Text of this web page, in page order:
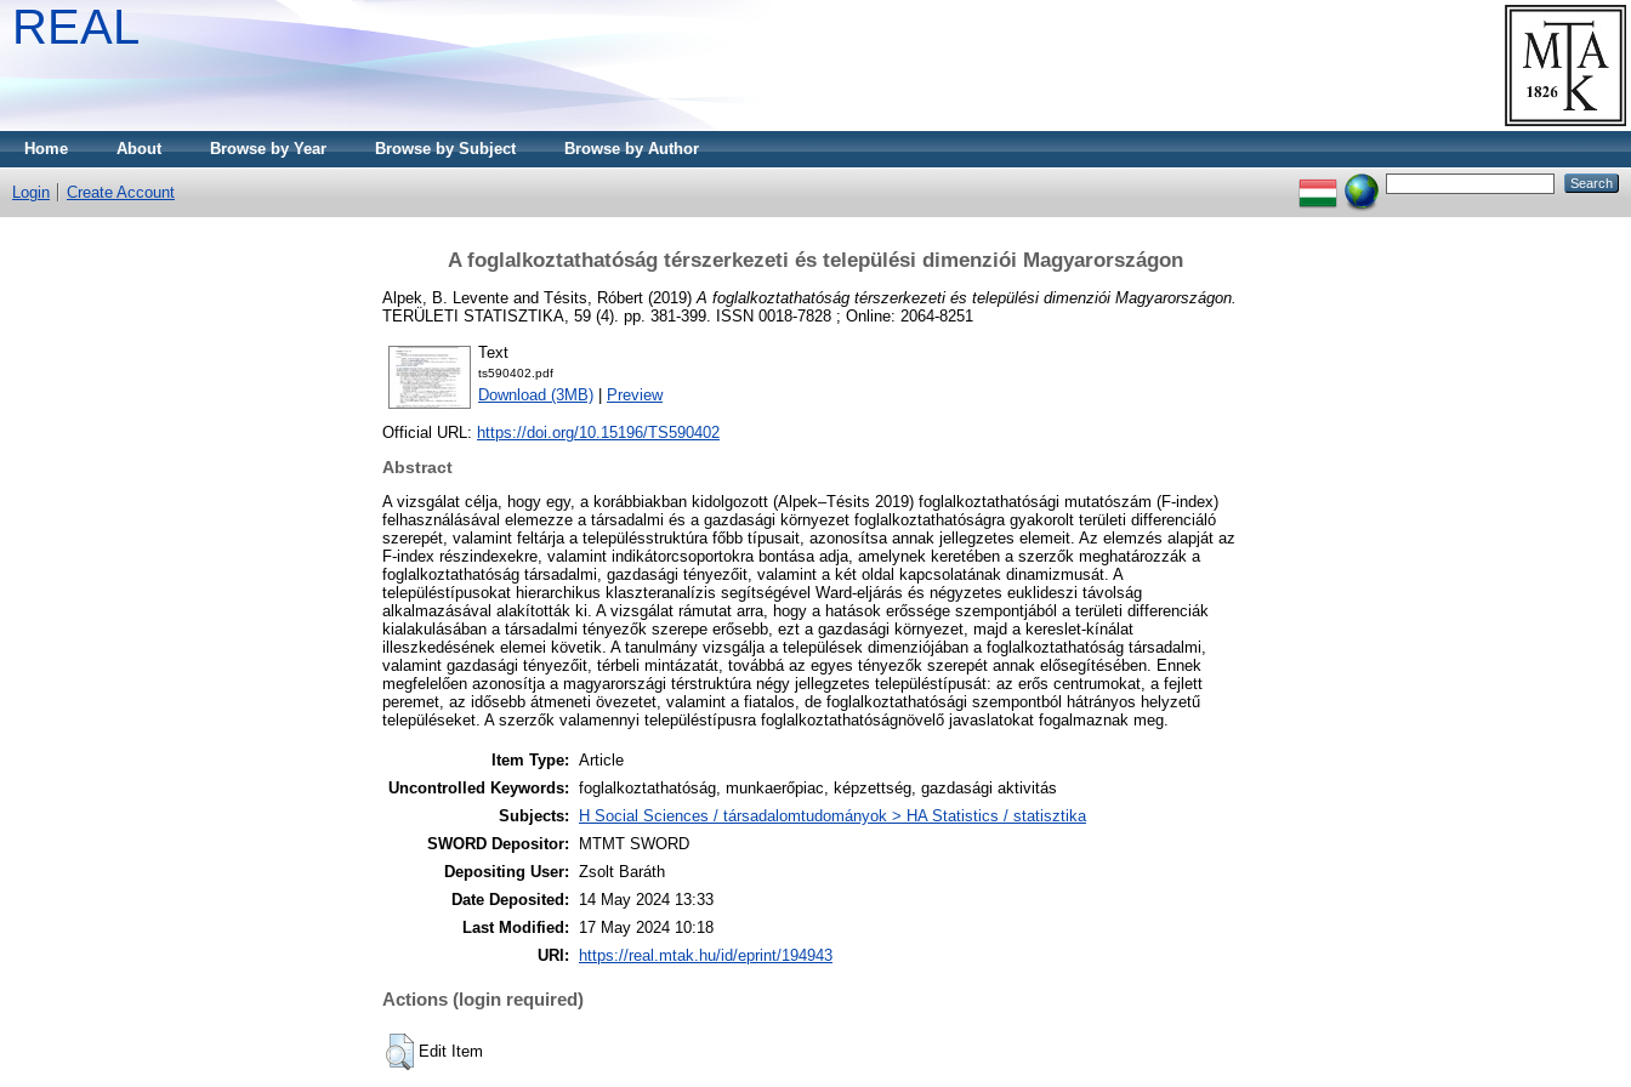
REAL
Home About Browse by Year Browse by Subject Browse by Author
Login Create Account
A foglalkoztathatóság térszerkezeti és települési dimenziói Magyarországon
Alpek, B. Levente and Tésits, Róbert (2019) A foglalkoztathatóság térszerkezeti és települési dimenziói Magyarországon.
TERÜLETI STATISZTIKA, 59 (4). pp. 381-399. ISSN 0018-7828 ; Online: 2064-8251
Text
ts590402.pdf
Download (3MB) Preview
Official URL: https://doi.org/10.15196/TS590402
Abstract
A vizsgálat célja, hogy egy, a korábbiakban kidolgozott (Alpek–Tésits 2019) foglalkoztathatósági mutatószám (F-index)
felhasználásával elemezze a társadalmi és a gazdasági környezet foglalkoztathatóságra gyakorolt területi differenciáló
szerepét, valamint feltárja a településstruktúra főbb típusait, azonosítsa annak jellegzetes elemeit. Az elemzés alapját az
F-index részindexekre, valamint indikátorcsoportokra bontása adja, amelynek keretében a szerzők meghatározzák a
foglalkoztathatóság társadalmi, gazdasági tényezőit, valamint a két oldal kapcsolatának dinamizmusát. A
településtípusokat hierarchikus klaszteranalízis segítségével Ward-eljárás és négyzetes euklideszi távolság
alkalmazásával alakították ki. A vizsgálat rámutat arra, hogy a hatások erőssége szempontjából a területi differenciák
kialakulásában a társadalmi tényezők szerepe erősebb, ezt a gazdasági környezet, majd a kereslet-kínálat
illeszkedésének elemei követik. A tanulmány vizsgálja a települések dimenziójában a foglalkoztathatóság társadalmi,
valamint gazdasági tényezőit, térbeli mintázatát, továbbá az egyes tényezők szerepét annak elősegítésében. Ennek
megfelelően azonosítja a magyarországi térstruktúra négy jellegzetes településtípusát: az erős centrumokat, a fejlett
peremet, az idősebb átmeneti övezetet, valamint a fiatalos, de foglalkoztathatósági szempontból hátrányos helyzetű
településeket. A szerzők valamennyi településtípusra foglalkoztathatóságnövelő javaslatokat fogalmaznak meg.
Item Type: Article
Uncontrolled Keywords: foglalkoztathatóság, munkaerőpiac, képzettség, gazdasági aktivitás
Subjects:
H Social Sciences / társadalomtudományok > HA Statistics / statisztika
SWORD Depositor:
MTMT SWORD
Depositing User: Zsolt Baráth
Date Deposited:
14 May 2024 13:33
Last Modified:
17 May 2024 10:18
URI:
https://real.mtak.hu/id/eprint/194943
Actions (login required)
Edit Item